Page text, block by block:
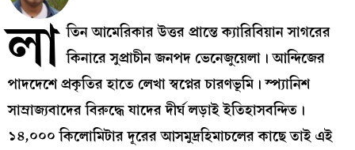
লা তিন আমেরিকার উত্তর প্রান্তে ক্যারিবিয়ান সাগরের
কিনারে সুপ্রাচীন জনপদ ভেনেজুয়েলা। আন্দিজের
পাদদেশে প্রকৃতির হাতে লেখা স্বপ্নের চারণভূমি। স্প্যানিশ
সাম্রাজ্যবাদের বিরুদ্ধে যাদের দীর্ঘ লড়াই ইতিহাসবন্দিত।
১৪,০০০ কিলোমিটার দূরের আসমুদ্রহিমাচলের কাছে তাই এই